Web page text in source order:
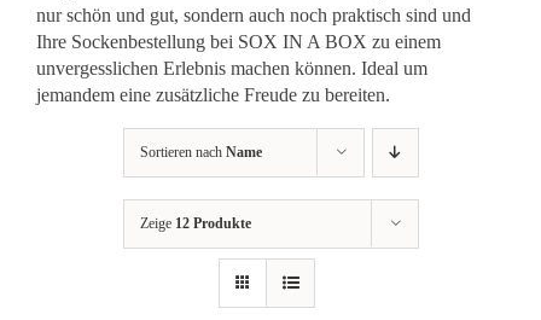
nur schön und gut, sondern auch noch praktisch sind und
Ihre Sockenbestellung bei SOX IN A BOX zu einem
unvergesslichen Erlebnis machen können. Ideal um
jemandem eine zusätzliche Freude zu bereiten.
Sortieren nach Name
Zeige 12 Produkte